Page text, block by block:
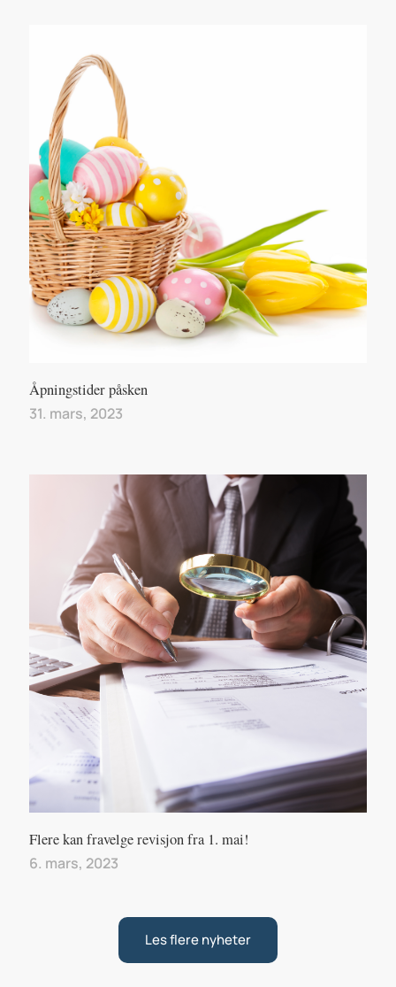
Åpningstider påsken
31. mars, 2023
Flere kan fravelge revisjon fra 1. mai!
6. mars, 2023
Les flere nyheter